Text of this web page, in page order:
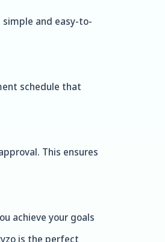
and easy-to-
schedule that
This ensures
achieve your goals
is the perfect